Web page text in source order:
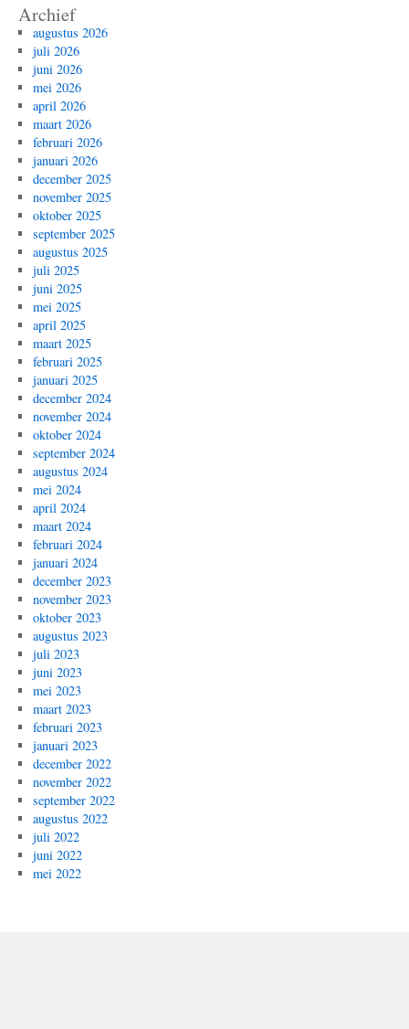
Archief
augustus 2026
juli 2026
juni 2026
mei 2026
april 2026
maart 2026
februari 2026
januari 2026
december 2025
november 2025
oktober 2025
september 2025
augustus 2025
juli 2025
juni 2025
mei 2025
april 2025
maart 2025
februari 2025
januari 2025
december 2024
november 2024
oktober 2024
september 2024
augustus 2024
mei 2024
april 2024
maart 2024
februari 2024
januari 2024
december 2023
november 2023
oktober 2023
augustus 2023
juli 2023
juni 2023
mei 2023
maart 2023
februari 2023
januari 2023
december 2022
november 2022
september 2022
augustus 2022
juli 2022
juni 2022
mei 2022